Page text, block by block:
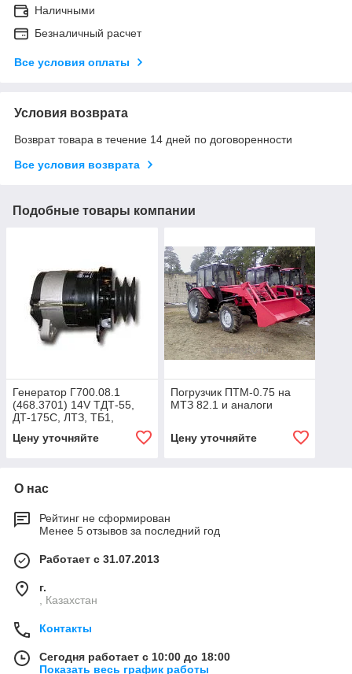
Наличными
Безналичный расчет
Все условия оплаты
Условия возврата
Возврат товара в течение 14 дней по договоренности
Все условия возврата
Подобные товары компании
Генератор Г700.08.1
(468.3701) 14V ТДТ-55,
ДТ-175С, ЛТЗ, ТБ1,
МТЗ-770В
Цену уточняйте
Погрузчик ПТМ-0.75 на
МТЗ 82.1 и аналоги
Цену уточняйте
О нас
Рейтинг не сформирован
Менее 5 отзывов за последний год
Работает с 31.07.2013
г.
, Казахстан
Контакты
Сегодня работает с 10:00 до 18:00
Показать весь график работы